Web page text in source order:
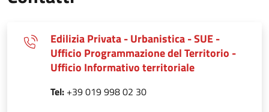
Edilizia Privata - Urbanistica - SUE -
Ufficio Programmazione del Territorio -
Ufficio Informativo territoriale
Tel: +39 019 998 02 30